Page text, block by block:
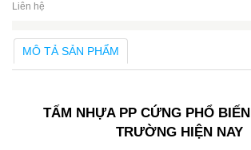
Liên hệ
MÔ TẢ SẢN PHẨM
TẤM NHỰA PP CỨNG PHỔ
TRƯỜNG HIỆN NAY